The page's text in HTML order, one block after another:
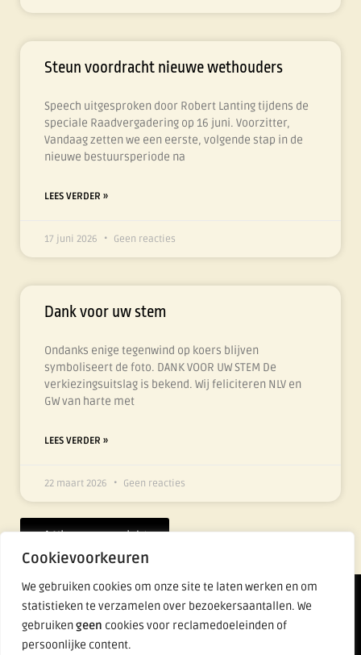
Cookievoorkeuren
We gebruiken cookies om onze site te laten werken en om
statistieken te verzamelen over bezoekersaantallen. We
gebruikengeen cookies voor reclamedoeleinden of
persoonlijke content.
Steun voordracht nieuwe wethouders
Speech uitgesproken door Robert Lanting tijdens de
speciale Raadvergadering op 16 juni. Voorzitter,
Vandaag zetten we een eerste, volgende stap in de
nieuwe bestuursperiode na
LEES VERDER »
17 juni 2026 Geen reacties
Dank voor uw stem
Ondanks enige tegenwind op koers blijven
symboliseert de foto. DANK VOOR UW STEM De
verkiezingsuitslag is bekend. Wij feliciteren NLV en
GW van harte met
LEES VERDER »
22 maart 2026 Geen reacties
Nieuws overzicht
Lijst Fier